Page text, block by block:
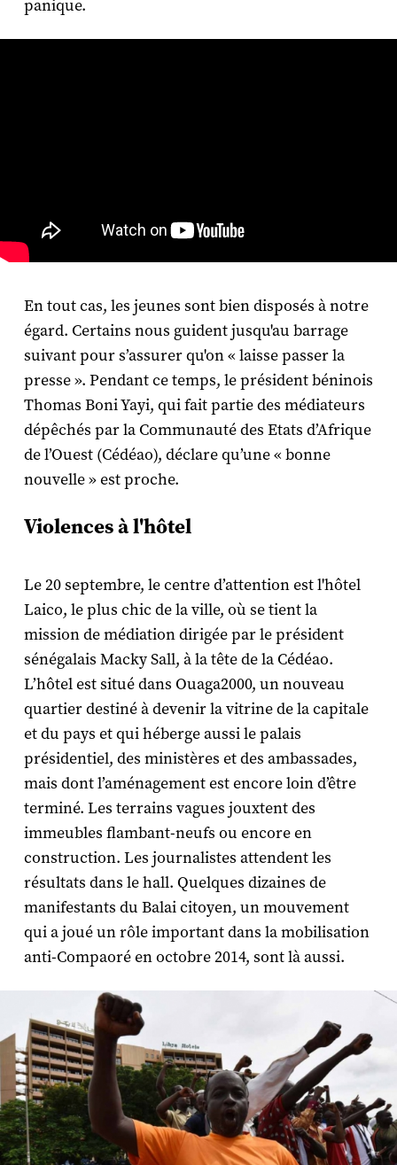
panique.
En tout cas, les jeunes sont bien disposés à notre
égard. Certains nous guident jusqu'au barrage
suivant pour s’assurer qu'on « laisse passer la
presse ». Pendant ce temps, le président béninois
Thomas Boni Yayi, qui fait partie des médiateurs
dépêchés par la Communauté des Etats d’Afrique
de l’Ouest (Cédéao), déclare qu’une « bonne
nouvelle » est proche.
Violences à l'hôtel
Le 20 septembre, le centre d’attention est l'hôtel
Laico, le plus chic de la ville, où se tient la
mission de médiation dirigée par le président
sénégalais Macky Sall, à la tête de la Cédéao.
L’hôtel est situé dans Ouaga2000, un nouveau
quartier destiné à devenir la vitrine de la capitale
et du pays et qui héberge aussi le palais
présidentiel, des ministères et des ambassades,
mais dont l’aménagement est encore loin d’être
terminé. Les terrains vagues jouxtent des
immeubles flambant-neufs ou encore en
construction. Les journalistes attendent les
résultats dans le hall. Quelques dizaines de
manifestants du Balai citoyen, un mouvement
qui a joué un rôle important dans la mobilisation
anti-Compaoré en octobre 2014, sont là aussi.